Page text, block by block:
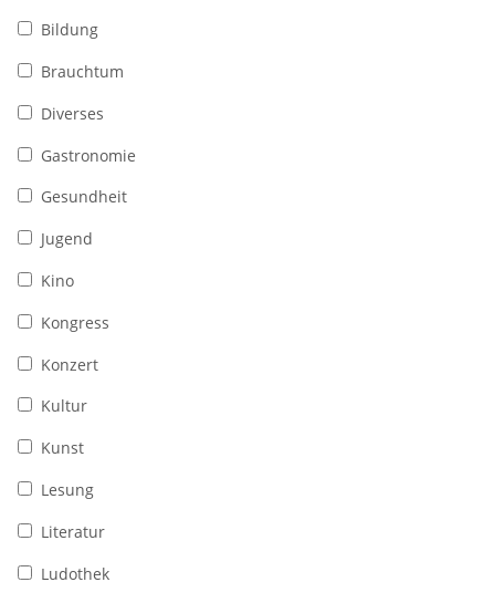
Bildung
Brauchtum
Diverses
Gastronomie
Gesundheit
Jugend
Kino
Kongress
Konzert
Kultur
Kunst
Lesung
Literatur
Ludothek